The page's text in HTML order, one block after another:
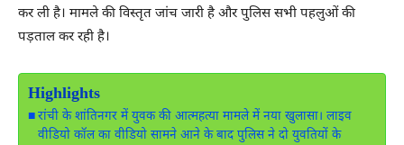
कर ली है। मामले की विस्तृत जांच जारी है और पुलिस सभी पहलुओं की
पड़ताल कर रही है।
Highlights
रांची के शांतिनगर में युवक की आत्महत्या मामले में नया खुलासा। लाइव
वीडियो कॉल का वीडियो सामने आने के बाद पुलिस ने दो युवतियों के